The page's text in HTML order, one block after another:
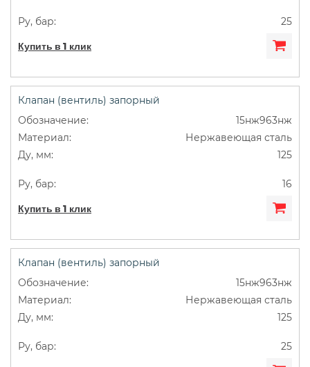
25
Купить в 1 клик
Клапан (вентиль) запорный
15нж963нж
Нержавеющая сталь
125
16
Купить в 1 клик
Клапан (вентиль) запорный
15нж963нж
Нержавеющая сталь
125
25